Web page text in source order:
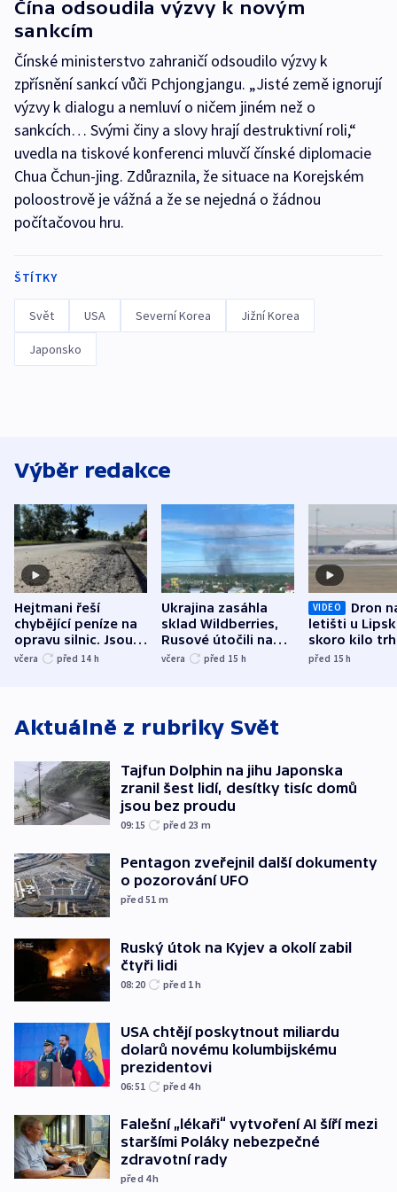
Čína odsoudila výzvy k novým
sankcím
Čínské ministerstvo zahraničí odsoudilo výzvy k
zpřísnění sankcí vůči Pchjongjangu. „Jisté země ignorují
výzvy k dialogu a nemluví o ničem jiném než o
sankcích… Svými činy a slovy hrají destruktivní roli,“
uvedla na tiskové konferenci mluvčí čínské diplomacie
Chua Čchun-jing. Zdůraznila, že situace na Korejském
poloostrově je vážná a že se nejedná o žádnou
počítačovou hru.
ŠTÍTKY
Svět USA Severní Korea Jižní Korea
Japonsko
Výběr redakce
Hejtmani řeší
chybějící peníze na
opravu silnic. Jsou
nenárokové, namítá
včera před 14 h
Ukrajina zasáhla
sklad Wildberries,
Rusové útočili na
trh, hasiče či
včera před 15 h
VIDEO
Dron
letišti u
skoro kilo
indicie
před 15h
Aktuálně z rubriky Svět
Tajfun Dolphin na jihu Japonska
zranil šest lidí, desítky tisíc domů
jsou bez proudu
09:15 před 23 m
Pentagon zveřejnil další dokumenty
o pozorování UFO
před 51 m
Ruský útok na Kyjev a okolí zabil
čtyři lidi
08:20 před 1h
USA chtějí poskytnout miliardu
dolarů novému kolumbijskému
prezidentovi
06:51 před 4h
Falešní „lékaři“ vytvoření AI šíří mezi
staršími Poláky nebezpečné
zdravotní rady
před 4h